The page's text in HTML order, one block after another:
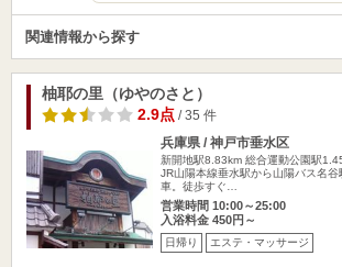
関連情報から探す
柚耶の里（ゆやのさと）
2.9点/ 35 件
兵庫県 / 神戸市垂水区
新開地駅8.83km 総合運動公園駅
JR山陽本線垂水駅から山陽バス名
車。徒歩すぐ…
営業時間 10:00～25:00
入浴料金 450円～
日帰り エステ・マッサージ